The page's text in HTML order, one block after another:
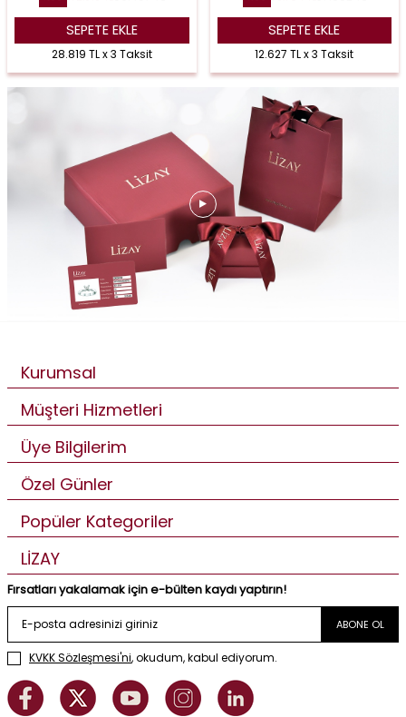
SEPETE EKLE
28.819 TL x 3 Taksit
SEPETE EKLE
12.627 TL x 3 Taksit
Kurumsal
Müşteri Hizmetleri
Üye Bilgilerim
Özel Günler
Popüler Kategoriler
LİZAY
Fırsatları yakalamak için e-bülten kaydı yaptırın!
ABONE OL
KVKK Sözleşmesi'ni, okudum, kabul ediyorum.